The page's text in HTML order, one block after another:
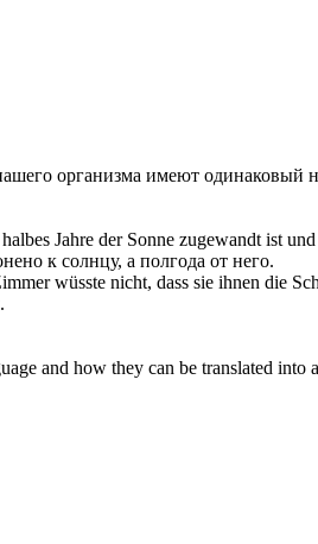
организма имеют одинаковый
Jahre der Sonne zugewandt ist
к солнцу, а полгода от него.
wüsste nicht, dass sie ihnen die
and how they can be translated into